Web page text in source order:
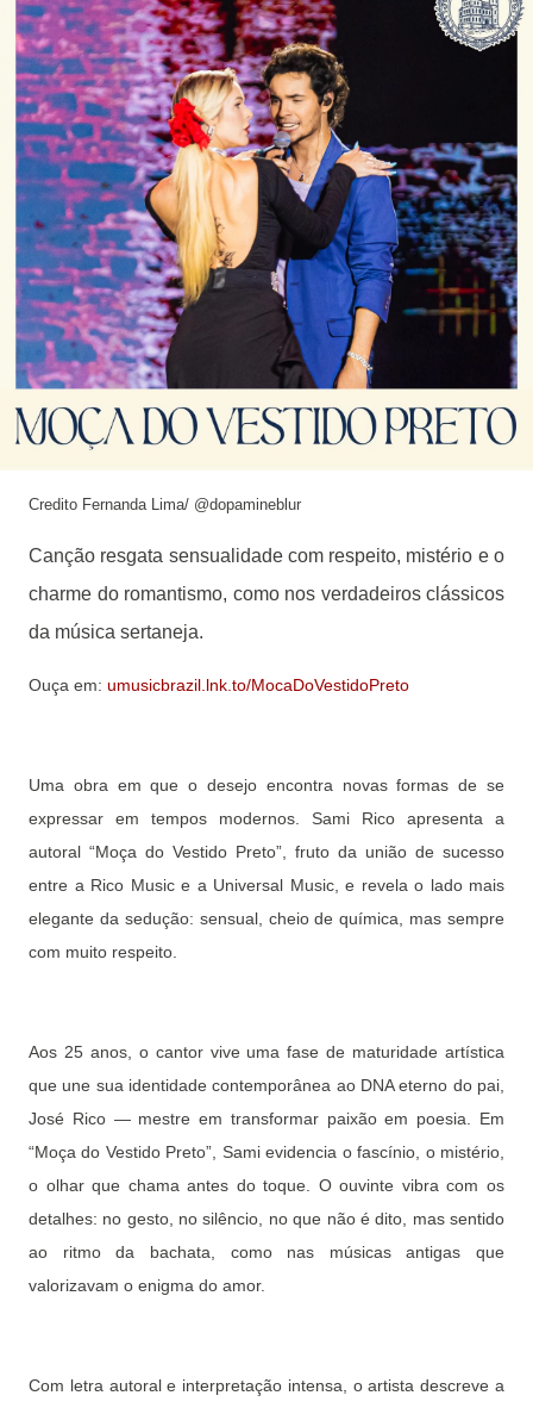
Credito Fernanda Lima/ @dopamineblur
Canção resgata sensualidade com respeito, mistério e o
charme do romantismo, como nos verdadeiros clássicos
da música sertaneja.
Ouça em: umusicbrazil.lnk.to/MocaDoVestidoPreto
Uma obra em que o desejo encontra novas formas de se
expressar em tempos modernos. Sami Rico apresenta a
autoral “Moça do Vestido Preto”, fruto da união de sucesso
entre a Rico Music e a Universal Music, e revela o lado mais
elegante da sedução: sensual, cheio de química, mas sempre
com muito respeito.
Aos 25 anos, o cantor vive uma fase de maturidade artística
que une sua identidade contemporânea ao DNA eterno do pai,
José Rico — mestre em transformar paixão em poesia. Em
“Moça do Vestido Preto”, Sami evidencia o fascínio, o mistério,
o olhar que chama antes do toque. O ouvinte vibra com os
detalhes: no gesto, no silêncio, no que não é dito, mas sentido
ao ritmo da bachata, como nas músicas antigas que
valorizavam o enigma do amor.
Com letra autoral e interpretação intensa, o artista descreve a